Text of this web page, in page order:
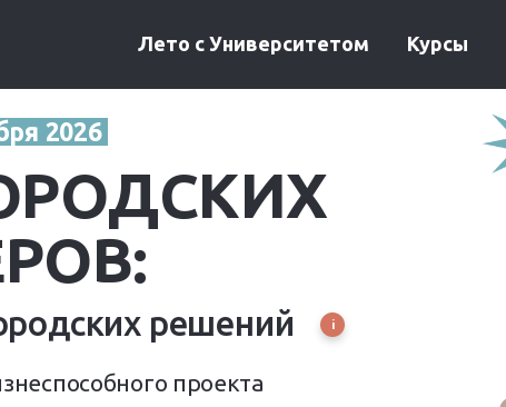
Лето с Университетом Курсы
решений
проекта
2026
i